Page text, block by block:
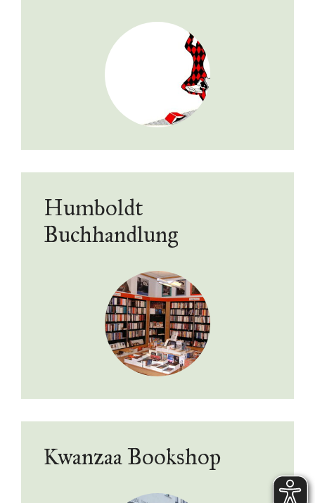
Humboldt
Buchhandlung
Kwanzaa Bookshop